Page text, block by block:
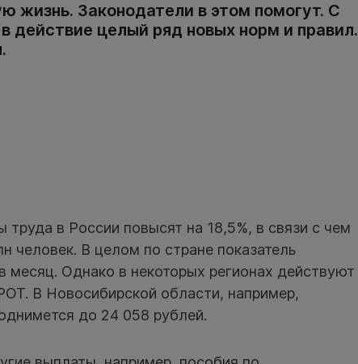
жизнь. Законодатели в этом помогут. С
действие целый ряд новых норм и правил.
в России повысят на 18,5%, в связи с чем
человек. В целом по стране показатель
месяц. Однако в некоторых регионах действуют
В Новосибирской области, например,
до 24 058 рублей.